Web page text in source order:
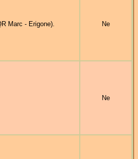
Marc - Erigone). Ne
Ne